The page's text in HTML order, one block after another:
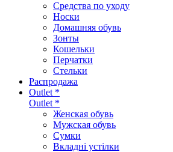
Средства по уходу
Носки
Домашняя обувь
Зонты
Кошельки
Перчатки
Стельки
Распродажа
Outlet *
Outlet *
Женская обувь
Мужская обувь
Сумки
Вкладні устілки